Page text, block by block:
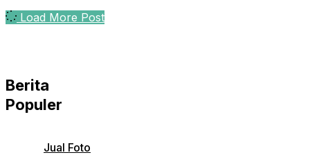
Load More Post
Berita
Populer
Jual Foto